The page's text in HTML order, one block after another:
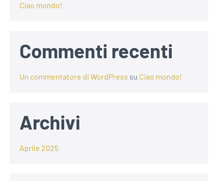
Ciao mondo!
Commenti recenti
Un commentatore di WordPress su Ciao mondo!
Archivi
Aprile 2025